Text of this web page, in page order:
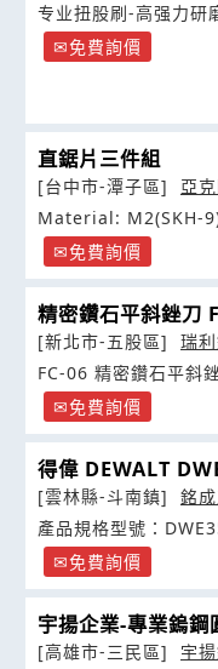
专业扭股刷-高强力研
免費詢價
直鋸片三件組
[台中市-潭子區]
亞
Material: M2(SKH-
免費詢價
精密鑽石平斜銼刀
[新北市-五股區]
瑞
免費詢價
得偉 DEWALT
[雲林縣-斗南鎮]
銘
產品規格型號：
免費詢價
宇揚企業-專業鎢
[高雄市-三民區]
宇